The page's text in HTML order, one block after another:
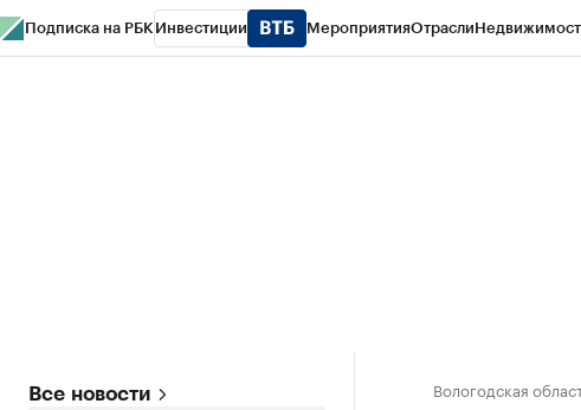
Подписка на РБК Инвестиции МероприятияОтрасли
Все новости Вологодская